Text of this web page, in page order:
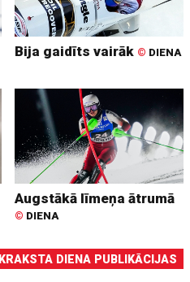
Bija gaidīts vairāk © DIENA
Augstākā līmeņa ātrumā
© DIENA
DIENA PUBLIKĀCIJAS